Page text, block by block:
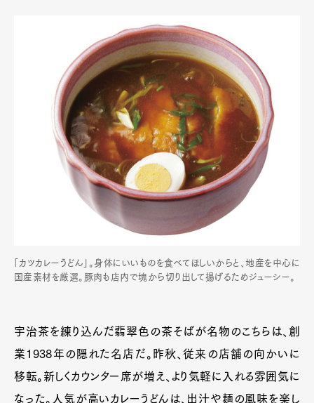
「カツカレーうどん」。身体にいいものを食べてほしいからと、地産を中心に
国産素材を厳選。豚肉も店内で塊から切り出して揚げるためジューシー。
宇治茶を練り込んだ翡翠色の茶そばが名物のこちらは、創
業1938年の隠れた名店だ。昨秋、従来の店舗の向かいに
移転。新しくカウンター席が増え、より気軽に入れる雰囲気に
なった。人気が高いカレーうどんは、出汁や麺の風味を楽し